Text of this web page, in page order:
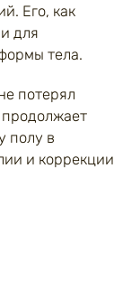
Его, как
для
тела.
потерял
продолжает
полу в
и коррекции